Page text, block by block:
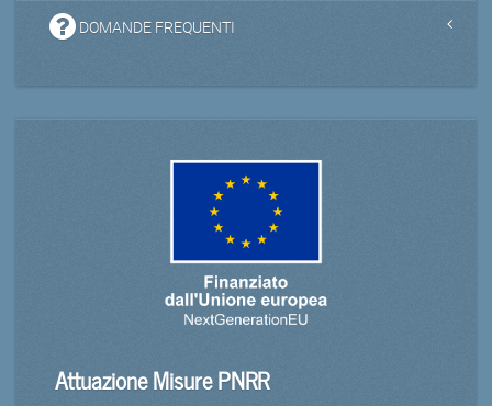
DOMANDE FREQUENTI
Attuazione Misure PNRR